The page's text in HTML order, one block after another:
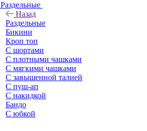
Раздельные
Назад
Раздельные
Бикини
Кроп топ
С шортами
С плотными чашками
С мягкими чашками
С завышенной талией
С пуш-ап
С накидкой
Бандо
С юбкой